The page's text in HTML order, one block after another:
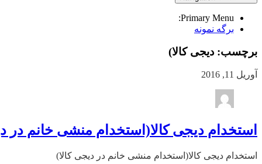
Primary Menu:
برگه نمونه
برچسب: دیجی کالا)
آوریل 11, 2016
استخدام دیجی کالا(استخدام منشی خانم در
استخدام دیجی کالا(استخدام منشی خانم در دیجی کالا)